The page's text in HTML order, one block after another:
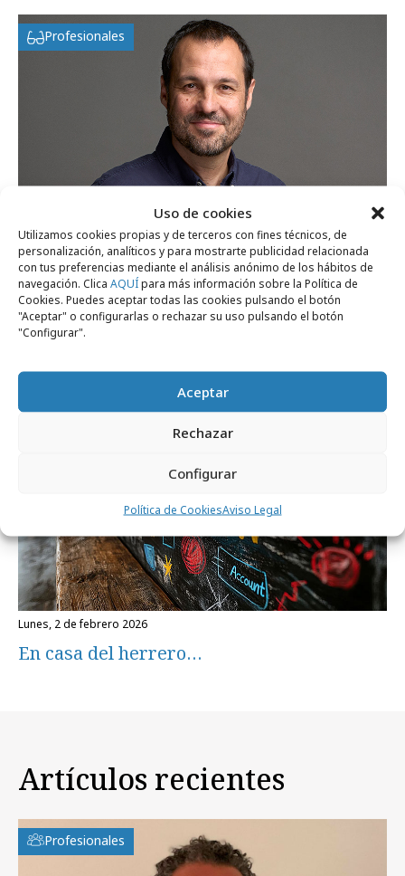
Uso de cookies
Utilizamos cookies propias y de terceros con fines técnicos, de
personalización, analíticos y para mostrarte publicidad relacionada
con tus preferencias mediante el análisis anónimo de los hábitos de
navegación. Clica AQUÍpara más información sobre la Política de
Cookies. Puedes aceptar todas las cookies pulsando el botón
"Aceptar" o configurarlas o rechazar su uso pulsando el botón
"Configurar".
Aceptar
Rechazar
Configurar
Política de CookiesAviso Legal
Profesionales
jueves, 23 de abril 2026
Félix del Valle, nuevo Chief Creative Officer
de BBDO en España
lunes, 2 de febrero 2026
En casa del herrero…
Artículos recientes
Profesionales